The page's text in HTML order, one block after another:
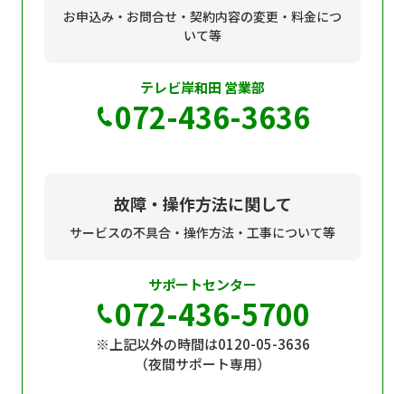
お申込み・お問合せ・契約内容の変更・料金につ
いて等
テレビ岸和田 営業部
072-436-3636
故障・操作方法に関して
サービスの不具合・操作方法・工事について等
サポートセンター
072-436-5700
※上記以外の時間は0120-05-3636
（夜間サポート専用）